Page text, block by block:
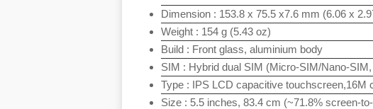
Dimension : 153.8 x 75.5 x7.6 mm (6.06 x
Weight : 154 g (5.43 oz)
Build : Front glass, aluminium body
SIM : Hybrid dual SIM (Micro-SIM/Nano-
Type : IPS LCD capacitive touchscreen,16M
Size : 5.5 inches, 83.4 cm (~71.8% screen-